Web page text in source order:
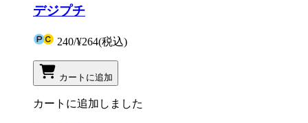
デジプチ
240/¥264(税込)
カートに追加
カートに追加しました